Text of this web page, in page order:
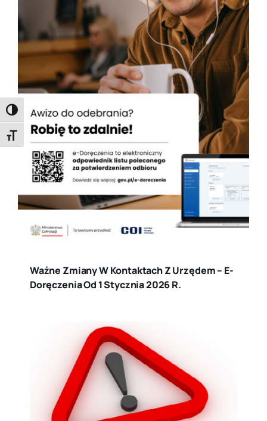
Toggle High Contrast
Toggle Font size
Ważne Zmiany W Kontaktach Z Urzędem – E-
Doręczenia Od 1 Stycznia 2026 R.